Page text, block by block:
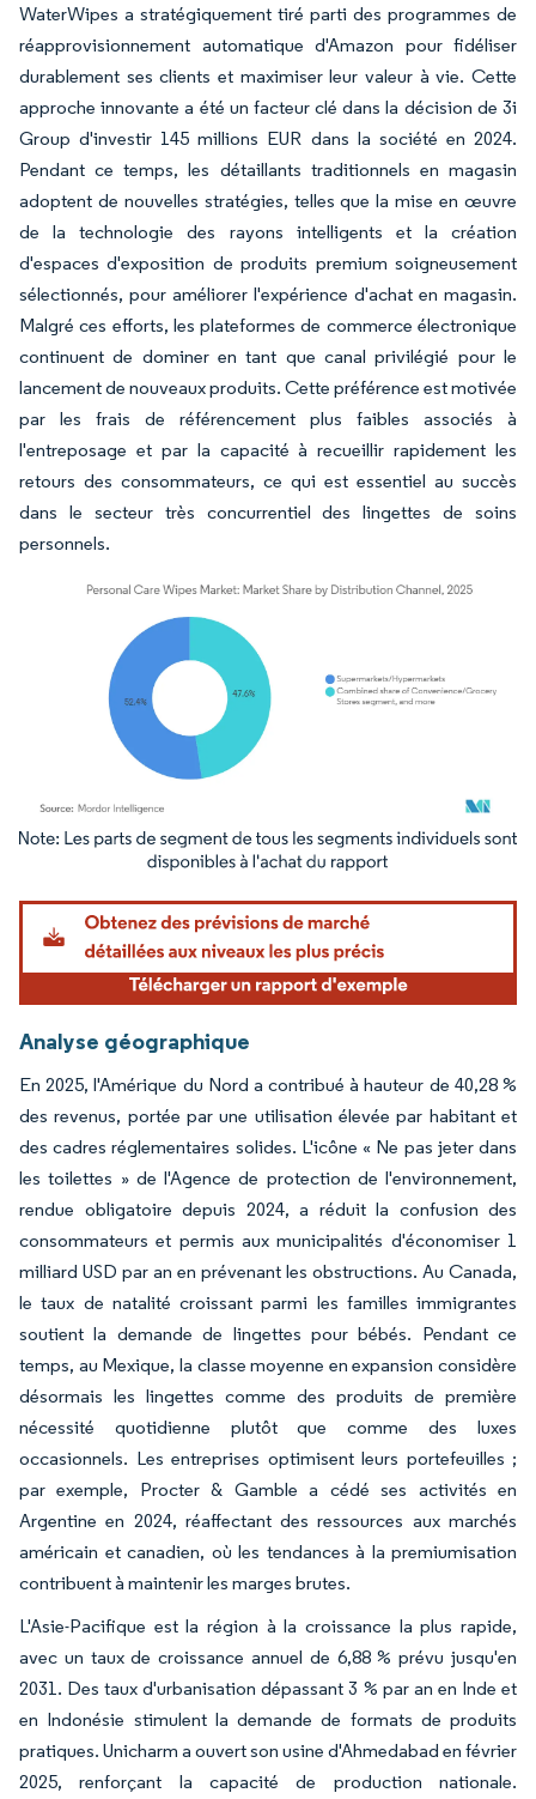
WaterWipes a stratégiquement tiré parti des programmes de
réapprovisionnement automatique d'Amazon pour fidéliser
durablement ses clients et maximiser leur valeur à vie. Cette
approche innovante a été un facteur clé dans la décision de 3i
Group d'investir 145 millions EUR dans la société en 2024.
Pendant ce temps, les détaillants traditionnels en magasin
adoptent de nouvelles stratégies, telles que la mise en œuvre
de la technologie des rayons intelligents et la création
d'espaces d'exposition de produits premium soigneusement
sélectionnés, pour améliorer l'expérience d'achat en magasin.
Malgré ces efforts, les plateformes de commerce électronique
continuent de dominer en tant que canal privilégié pour le
lancement de nouveaux produits. Cette préférence est motivée
par les frais de référencement plus faibles associés à
l'entreposage et par la capacité à recueillir rapidement les
retours des consommateurs, ce qui est essentiel au succès
dans le secteur très concurrentiel des lingettes de soins
personnels.
Image © Mordor Intelligence. La réutilisation nécessite une attribution sous CC BY
Analyse géographique
En 2025, l'Amérique du Nord a contribué à hauteur de 40,28 %
des revenus, portée par une utilisation élevée par habitant et
des cadres réglementaires solides. L'icône « Ne pas jeter dans
les toilettes » de l'Agence de protection de l'environnement,
rendue obligatoire depuis 2024, a réduit la confusion des
consommateurs et permis aux municipalités d'économiser 1
milliard USD par an en prévenant les obstructions. Au Canada,
le taux de natalité croissant parmi les familles immigrantes
soutient la demande de lingettes pour bébés. Pendant ce
temps, au Mexique, la classe moyenne en expansion considère
désormais les lingettes comme des produits de première
nécessité quotidienne plutôt que comme des luxes
occasionnels. Les entreprises optimisent leurs portefeuilles ;
par exemple, Procter & Gamble a cédé ses activités en
Argentine en 2024, réaffectant des ressources aux marchés
américain et canadien, où les tendances à la premiumisation
contribuent à maintenir les marges brutes.
L'Asie-Pacifique est la région à la croissance la plus rapide,
avec un taux de croissance annuel de 6,88 % prévu jusqu'en
2031. Des taux d'urbanisation dépassant 3 % par an en Inde et
en Indonésie stimulent la demande de formats de produits
pratiques. Unicharm a ouvert son usine d'Ahmedabad en février
2025, renforçant la capacité de production nationale.